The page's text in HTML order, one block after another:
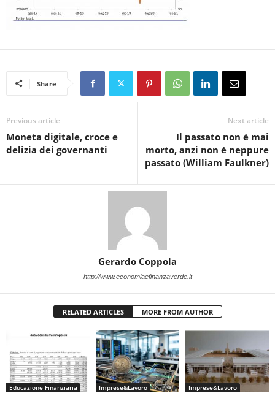
Share
Previous article
Moneta digitale, croce e
delizia dei governanti
Next article
Il passato non è mai
morto, anzi non è neppure
passato (William Faulkner)
Gerardo Coppola
http://www.economiaefinanzaverde.it
RELATED ARTICLES MORE FROM AUTHOR
Educazione Finanziaria Imprese&Lavoro Imprese&Lavoro